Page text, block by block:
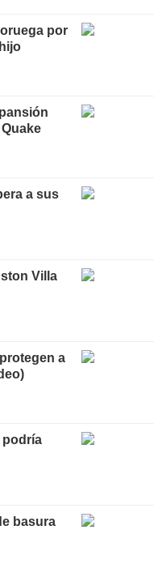
por
a sus
Villa
a
podría
basura